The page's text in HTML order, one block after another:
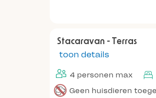
Stacaravan - Terras
toon details
4 personen max
Geen huisdieren